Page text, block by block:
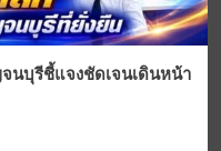
นบุรีชี้แจงชัดเจนเดินหน้า